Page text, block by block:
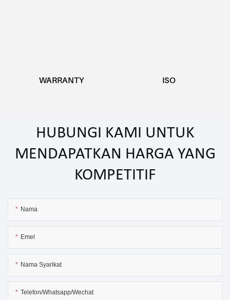
WARRANTY ISO
HUBUNGI KAMI UNTUK
MENDAPATKAN HARGA YANG
KOMPETITIF
Nama
Emel
Nama Syarikat
Telefon/Whatsapp/Wechat